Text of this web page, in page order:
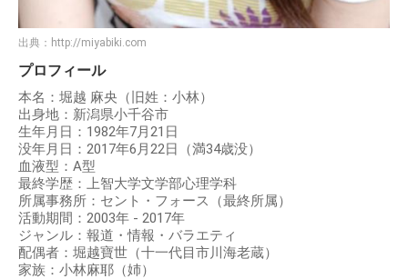
出典： http://miyabiki.com
プロフィール
本名：堀越 麻央（旧姓：小林）
出身地：新潟県小千谷市
生年月日：1982年7月21日
没年月日：2017年6月22日（満34歳没）
血液型：A型
最終学歴：上智大学文学部心理学科
所属事務所：セント・フォース（最終所属）
活動期間：2003年 - 2017年
ジャンル：報道・情報・バラエティ
配偶者：堀越寶世（十一代目市川海老蔵）
家族：小林麻耶（姉）